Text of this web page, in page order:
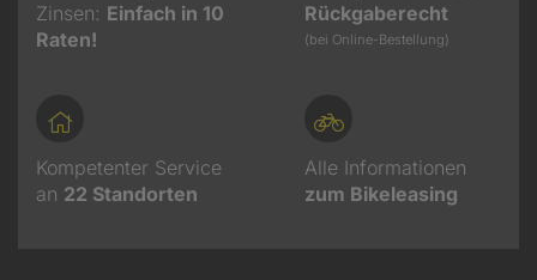
Zinsen: Einfach in 10
Raten!
Rückgaberecht
(bei Online-Bestellung)
Kompetenter Service
an 22 Standorten
Alle Informationen
zum Bikeleasing